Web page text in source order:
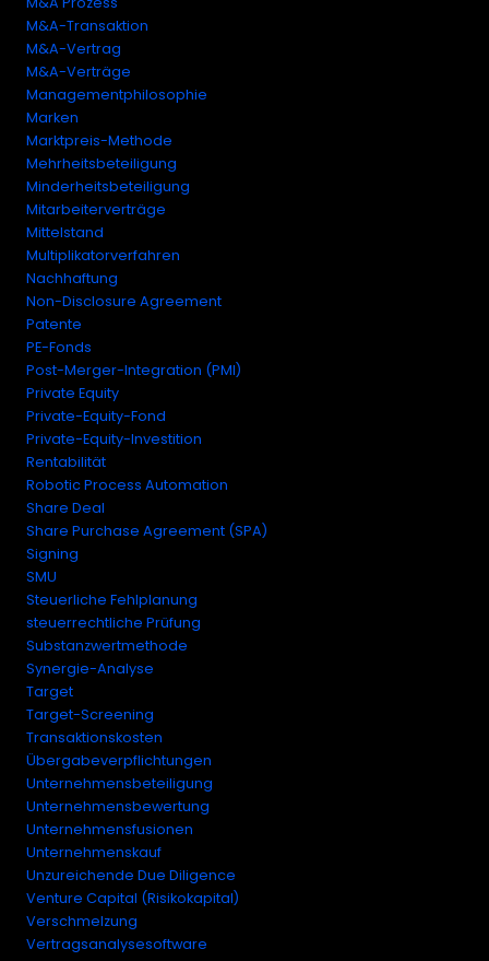
M&A-Transaktion
M&A-Vertrag
M&A-Verträge
Managementphilosophie
Marken
Marktpreis-Methode
Mehrheitsbeteiligung
Minderheitsbeteiligung
Mitarbeiterverträge
Mittelstand
Multiplikatorverfahren
Nachhaftung
Non-Disclosure Agreement
Patente
PE-Fonds
Post-Merger-Integration (PMI)
Private Equity
Private-Equity-Fond
Private-Equity-Investition
Rentabilität
Robotic Process Automation
Share Deal
Share Purchase Agreement (SPA)
Signing
SMU
Steuerliche Fehlplanung
steuerrechtliche Prüfung
Substanzwertmethode
Synergie-Analyse
Target
Target-Screening
Transaktionskosten
Übergabeverpflichtungen
Unternehmensbeteiligung
Unternehmensbewertung
Unternehmensfusionen
Unternehmenskauf
Unzureichende Due Diligence
Venture Capital (Risikokapital)
Verschmelzung
Vertragsanalysesoftware